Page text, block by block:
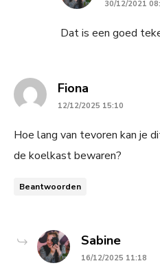
30/12/2021
Dat is een goed
Fiona
12/12/2025 15:10
Hoe lang van tevoren kan je
de koelkast bewaren?
Beantwoorden
Sabinesays:
16/12/2025 11:18